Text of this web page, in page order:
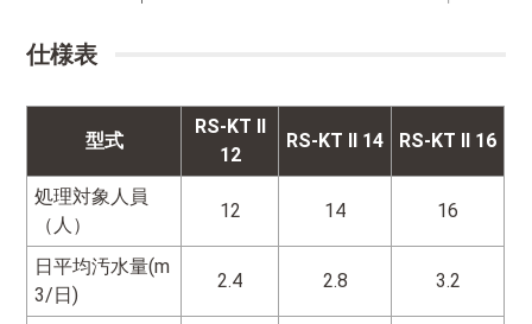
仕様表
型式
RS-KT II
12
RS-KT II 14 RS-KT II 16
処理対象人員
（人）
12 14 16
日平均汚水量(m
3/日)
2.4 2.8 3.2